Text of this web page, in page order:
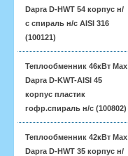
Dapra D-HWT 54 корпус н/
с спираль н/с AISI 316
(100121)
Теплообменник 46кВт Max
Dapra D-KWT-AISI 45
корпус пластик
гофр.спираль н/с (100802)
Теплообменник 42кВт Max
Dapra D-HWT 35 корпус н/